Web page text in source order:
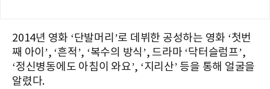
2014년 영화 ‘단발머리’로 데뷔한 공성하는 영화 ‘첫번
째 아이’, ‘흔적’, ‘복수의 방식’, 드라마 ‘닥터슬럼프’,
‘정신병동에도 아침이 와요’, ‘지리산’ 등을 통해 얼굴을
알렸다.